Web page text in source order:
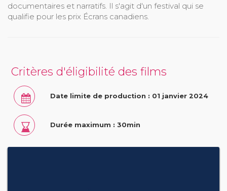
documentaires et narratifs. Il s'agit d'un festival qui se
qualifie pour les prix Écrans canadiens.
Critères d'éligibilité des films
Date limite de production : 01 janvier 2024
Durée maximum : 30min